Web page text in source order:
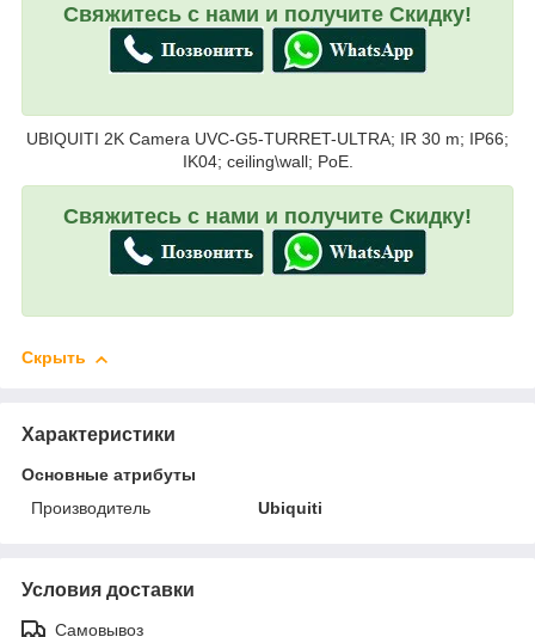
Свяжитесь с нами и получите Скидку!
UBIQUITI 2K Camera UVC-G5-TURRET-ULTRA; IR 30 m; IP66;
IK04; ceiling\wall; PoE.
Свяжитесь с нами и получите Скидку!
Скрыть
Характеристики
Основные атрибуты
Производитель
Ubiquiti
Условия доставки
Самовывоз